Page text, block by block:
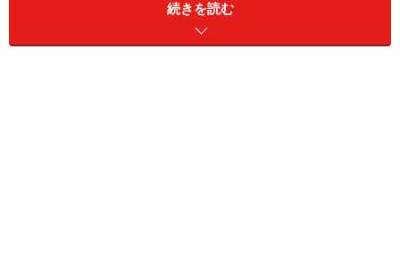
続きを読む